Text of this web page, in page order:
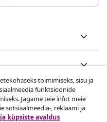
toimimiseks, sisu ja
funktsioonide
Jagame teie infot meie
sotsiaalmeedia-, reklaami ja
küpsiste avaldus